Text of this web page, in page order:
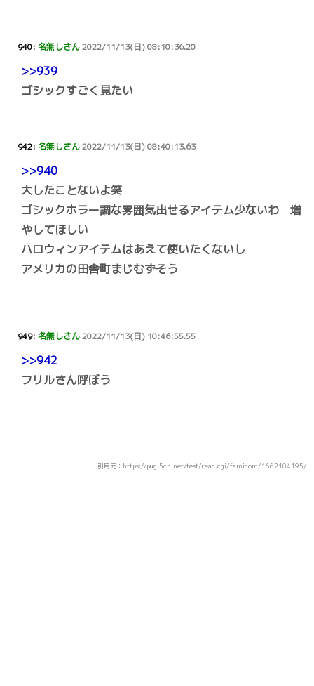
940: 名無しさん2022/11/13(日) 08:10:36.20
>>939
ゴシックすごく見たい
942: 名無しさん2022/11/13(日) 08:40:13.63
>>940
大したことないよ笑
ゴシックホラー調な雰囲気出せるアイテム少ないわ 増
やしてほしい
ハロウィンアイテムはあえて使いたくないし
アメリカの田舎町まじむずそう
949: 名無しさん2022/11/13(日) 10:46:55.55
>>942
フリルさん呼ぼう
引用元：https://pug.5ch.net/test/read.cgi/famicom/1662104195/